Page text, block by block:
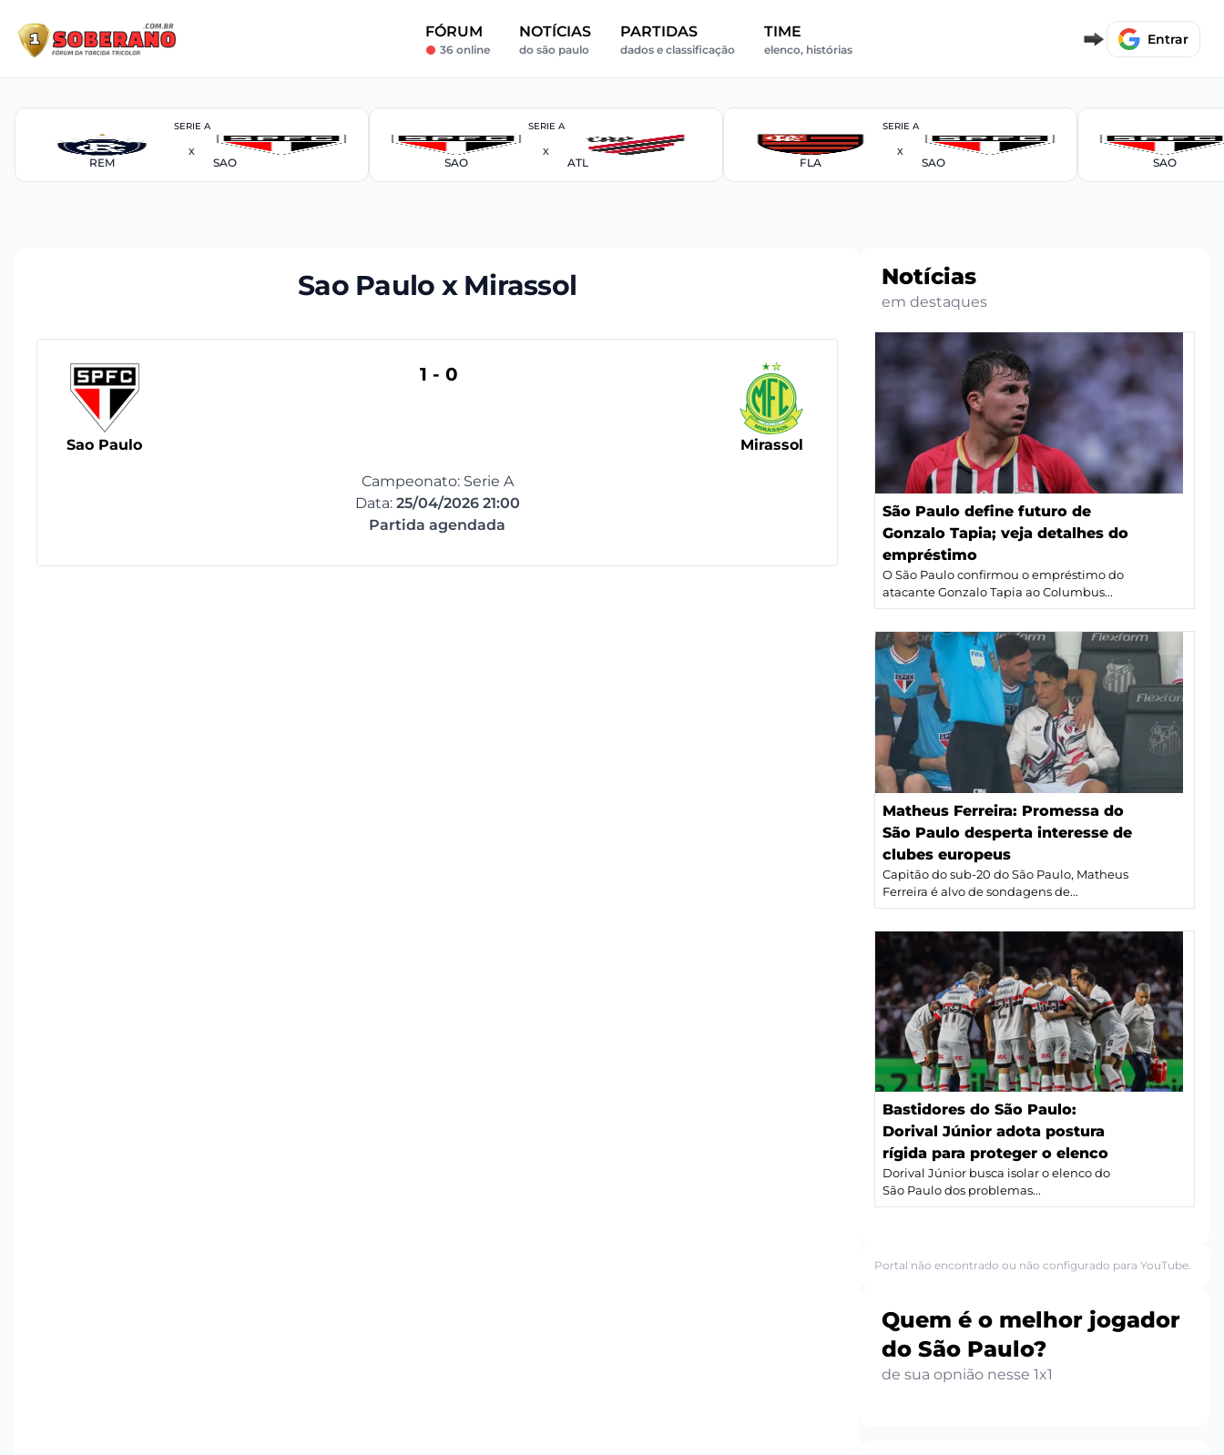
FÓRUM
36 online
NOTÍCIAS
do são paulo
PARTIDAS
dados e classificação
TIME
elenco, histórias
Entrar
SERIE A
REM
X
SAO
SERIE A
SAO
X
ATL
SERIE A
FLA
X
SAO SAO
Sao Paulo x Mirassol
Sao Paulo
1 - 0
Mirassol
Campeonato: Serie A
Data: 25/04/2026 21:00
Partida agendada
Notícias
em destaques
São Paulo define futuro de
Gonzalo Tapia; veja detalhes do
empréstimo
O São Paulo confirmou o empréstimo do
atacante Gonzalo Tapia ao Columbus...
Matheus Ferreira: Promessa do
São Paulo desperta interesse de
clubes europeus
Capitão do sub-20 do São Paulo, Matheus
Ferreira é alvo de sondagens de...
Bastidores do São Paulo:
Dorival Júnior adota postura
rígida para proteger o elenco
Dorival Júnior busca isolar o elenco do
São Paulo dos problemas...
Portal não encontrado ou não configurado para YouTube.
Quem é o melhor jogador
do São Paulo?
de sua opnião nesse 1x1